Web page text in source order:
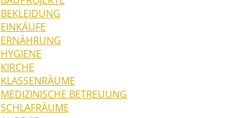
BEKLEIDUNG
EINKÄUFE
ERNÄHRUNG
HYGIENE
KIRCHE
KLASSENRÄUME
MEDIZINISCHE BETREUUNG
SCHLAFRÄUME